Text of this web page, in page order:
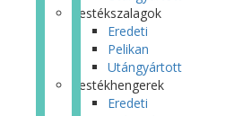
Festékszalagok
Eredeti
Pelikan
Utángyártott
Festékhengerek
Eredeti